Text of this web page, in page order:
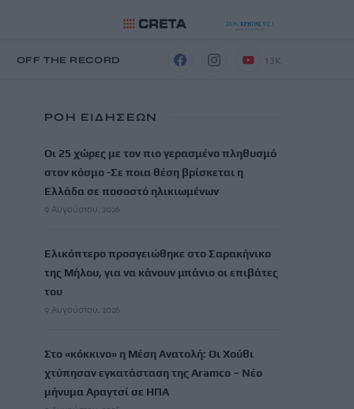
OFF THE RECORD 13K
ΡΟΗ ΕΙΔΗΣΕΩΝ
Οι 25 χώρες με τον πιο γερασμένο πληθυσμό
στον κόσμο -Σε ποια θέση βρίσκεται η
Ελλάδα σε ποσοστό ηλικιωμένων
9 Αυγούστου, 2026
Ελικόπτερο προσγειώθηκε στο Σαρακήνικο
της Μήλου, για να κάνουν μπάνιο οι επιβάτες
του
9 Αυγούστου, 2026
Στο «κόκκινο» η Μέση Ανατολή: Οι Χούθι
χτύπησαν εγκατάσταση της Aramco – Νέο
μήνυμα Αραγτσί σε ΗΠΑ